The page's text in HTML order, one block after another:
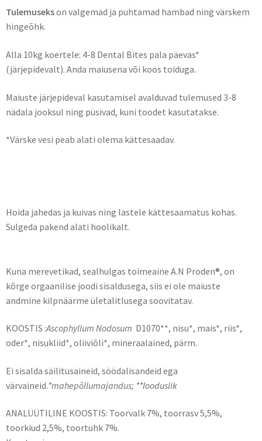
Tulemusekson valgemad ja puhtamad hambad ning värskem
hingeõhk.
Alla 10kg koertele: 4-8 Dental Bites pala päevas*
(järjepidevalt). Anda maiusena või koos toiduga.
Maiuste järjepideval kasutamisel avalduvad tulemused 3-8
nädala jooksul ning püsivad, kuni toodet kasutatakse.
*Värske vesi peab alati olema kättesaadav.
Hoida jahedas ja kuivas ning lastele kättesaamatus kohas.
Sulgeda pakend alati hoolikalt.
Kuna merevetikad, sealhulgas toimeaine A.N Proden®, on
kõrge orgaanilise joodi sisaldusega, siis ei ole maiuste
andmine kilpnäärme ületalitlusega soovitatav.
KOOSTIS :Ascophyllum Nodosum D1070**, nisu*, mais*, riis*,
oder*, nisukliid*, oliiviõli*, mineraalained, pärm.
Ei sisalda säilitusaineid, söödalisandeid ega
värvaineid.*mahepõllumajandus; **looduslik
ANALÜÜTILINE KOOSTIS: Toorvalk 7%, toorrasv 5,5%,
toorkiud 2,5%, toortuhk 7%.